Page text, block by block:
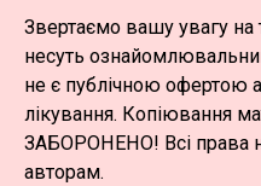
Звертаємо вашу увагу на
несуть
не є публічною офертою
лікування. Копіювання
ЗАБОРОНЕНО! Всі права
авторам.